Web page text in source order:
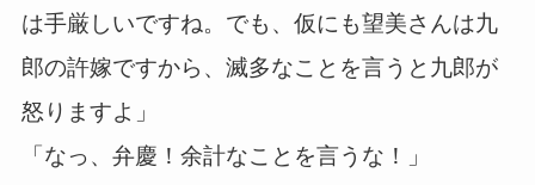
は手厳しいですね。でも、仮にも望美さんは九
郎の許嫁ですから、滅多なことを言うと九郎が
怒りますよ」
「なっ、弁慶！余計なことを言うな！」